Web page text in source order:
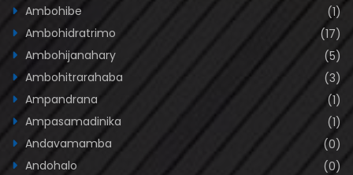
Ambohibe
(1)
Ambohidratrimo
(17)
Ambohijanahary
(5)
Ambohitrarahaba
(3)
Ampandrana
(1)
Ampasamadinika
(1)
Andavamamba
(0)
Andohalo
(0)